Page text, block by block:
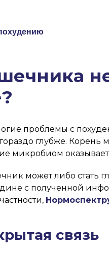
проблемы с
глубже.
микробиом
может либо стать
с полученной
связь